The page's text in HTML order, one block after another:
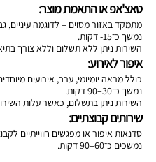
טאצ'אפ או התאמת מוצר:
מתמקד באזור מסוים – לדוגמה עיניים,
נמשך כ־15- דקות.
השירות ניתן ללא תשלום וללא צורך
איפור לאירוע:
כולל מראה יומיומי, ערב, אירועים
נמשך כ־30–90 דקות.
השירות ניתן בתשלום, כאשר עלות
שירותים קבוצתיים:
סדנאות איפור או מפגשים חווייתיים
נמשכים כ־60–90 דקות.